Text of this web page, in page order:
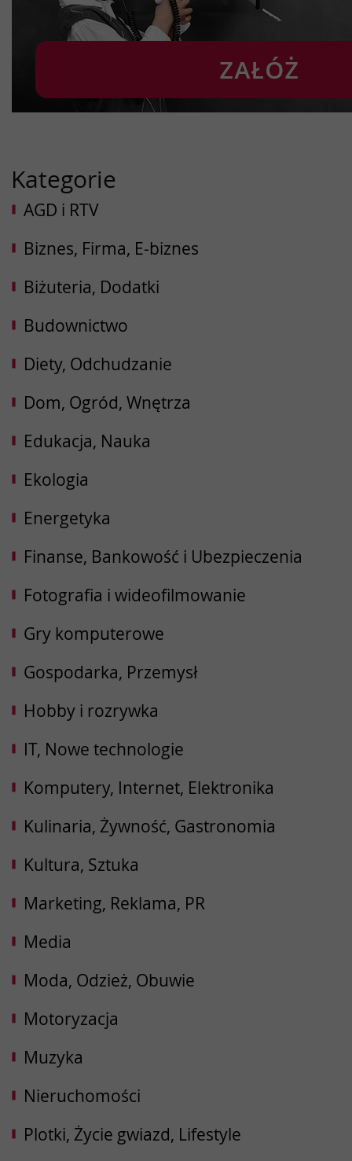
Kategorie
AGD i RTV
Biznes, Firma, E-biznes
Biżuteria, Dodatki
Budownictwo
Diety, Odchudzanie
Dom, Ogród, Wnętrza
Edukacja, Nauka
Ekologia
Energetyka
Finanse, Bankowość i Ubezpieczenia
Fotografia i wideofilmowanie
Gry komputerowe
Gospodarka, Przemysł
Hobby i rozrywka
IT, Nowe technologie
Komputery, Internet, Elektronika
Kulinaria, Żywność, Gastronomia
Kultura, Sztuka
Marketing, Reklama, PR
Media
Moda, Odzież, Obuwie
Motoryzacja
Muzyka
Nieruchomości
Plotki, Życie gwiazd, Lifestyle